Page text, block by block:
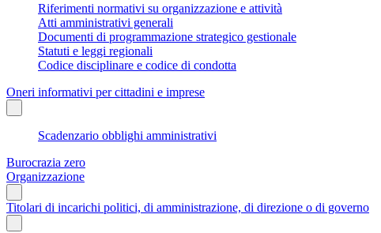
Riferimenti normativi su organizzazione e attività
Atti amministrativi generali
Documenti di programmazione strategico gestionale
Statuti e leggi regionali
Codice disciplinare e codice di condotta
Oneri informativi per cittadini e imprese
Scadenzario obblighi amministrativi
Burocrazia zero
Organizzazione
Titolari di incarichi politici, di amministrazione, di direzione o di governo